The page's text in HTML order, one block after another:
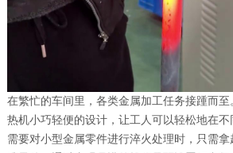
在繁忙的车间里，各类金属加工任务接踵而
热机小巧轻便的设计，让工人可以轻松地在
需要对小型金属零件进行淬火处理时，只需